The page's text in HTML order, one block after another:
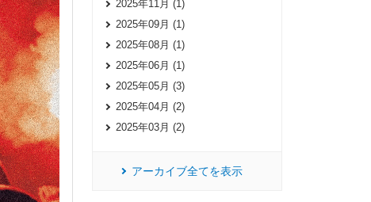
2025年11月 (1)
2025年09月 (1)
2025年08月 (1)
2025年06月 (1)
2025年05月 (3)
2025年04月 (2)
2025年03月 (2)
アーカイブ全てを表示